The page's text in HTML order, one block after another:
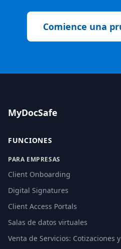
Comience una
MyDocSafe
FUNCIONES
PARA EMPRESAS
Client Onboarding
Digital Signatures
Client Access Portals
Salas de datos virtuales
Venta de Servicios: Cotizaciones